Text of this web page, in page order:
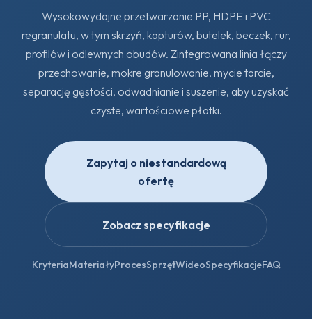
Wysokowydajne przetwarzanie PP, HDPE i PVC
regranulatu, w tym skrzyń, kapturów, butelek, beczek, rur,
profilów i odlewnych obudów. Zintegrowana linia łączy
przechowanie, mokre granulowanie, mycie tarcie,
separację gęstości, odwadnianie i suszenie, aby uzyskać
czyste, wartościowe płatki.
Zapytaj o niestandardową
ofertę
Zobacz specyfikacje
KryteriaMateriałyProcesSprzętWideoSpecyfikacjeFAQ